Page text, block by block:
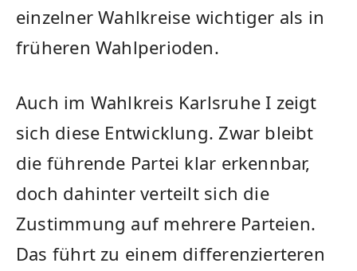
einzelner Wahlkreise wichtiger als in
früheren Wahlperioden.
Auch im Wahlkreis Karlsruhe I zeigt
sich diese Entwicklung. Zwar bleibt
die führende Partei klar erkennbar,
doch dahinter verteilt sich die
Zustimmung auf mehrere Parteien.
Das führt zu einem differenzierteren